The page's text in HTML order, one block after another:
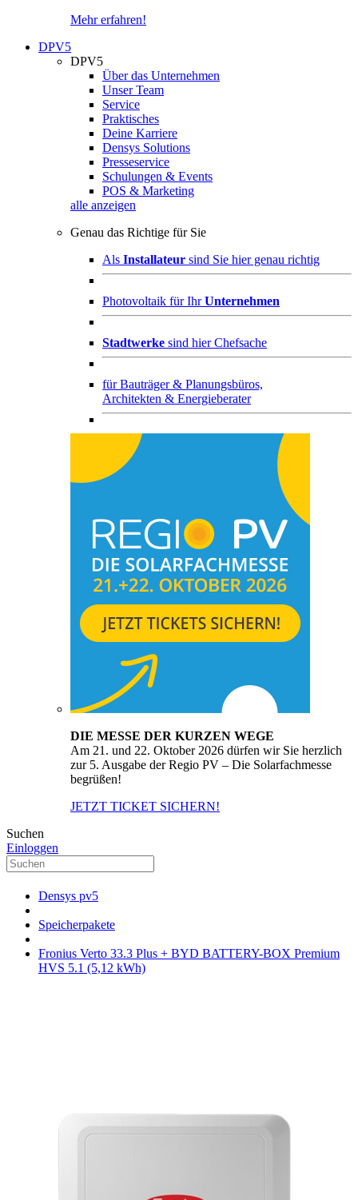
Mehr erfahren!
DPV5
DPV5
Über das Unternehmen
Unser Team
Service
Praktisches
Deine Karriere
Densys Solutions
Presseservice
Schulungen & Events
POS & Marketing
alle anzeigen
Genau das Richtige für Sie
Als Installateur sind Sie hier genau richtig
Photovoltaik für IhrUnternehmen
Stadtwerke sind hier Chefsache
fürBauträger & Planungsbüros,
Architekten & Energieberater
DIE MESSE DER KURZEN WEGE
Am 21. und 22. Oktober 2026 dürfen wir Sie herzlich
zur 5. Ausgabe der Regio PV – Die Solarfachmesse
begrüßen!
JETZT TICKET SICHERN!
Suchen
Einloggen
Densys pv5
Speicherpakete
Fronius Verto 33.3 Plus + BYD BATTERY-BOX Premium
HVS 5.1 (5,12 kWh)